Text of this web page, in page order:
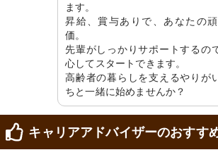
ます。
昇給、賞与ありで、あなたの
価。
先輩がしっかりサポートするの
心してスタートできます。
高齢者の暮らしを支えるやりが
ちと一緒に始めませんか？
キャリアアドバイザーのおすす